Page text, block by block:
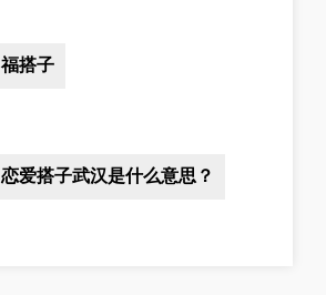
福搭子
恋爱搭子武汉是什么意思？